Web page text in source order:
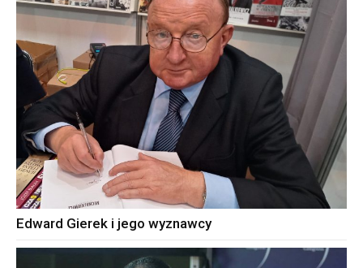
Edward Gierek i jego wyznawcy